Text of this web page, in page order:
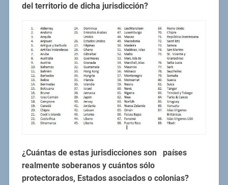
del territorio de dicha jurisdicción?
¿Cuántas de estas jurisdicciones son países
realmente soberanos y cuántos sólo
protectorados, Estados asociados o colonias?